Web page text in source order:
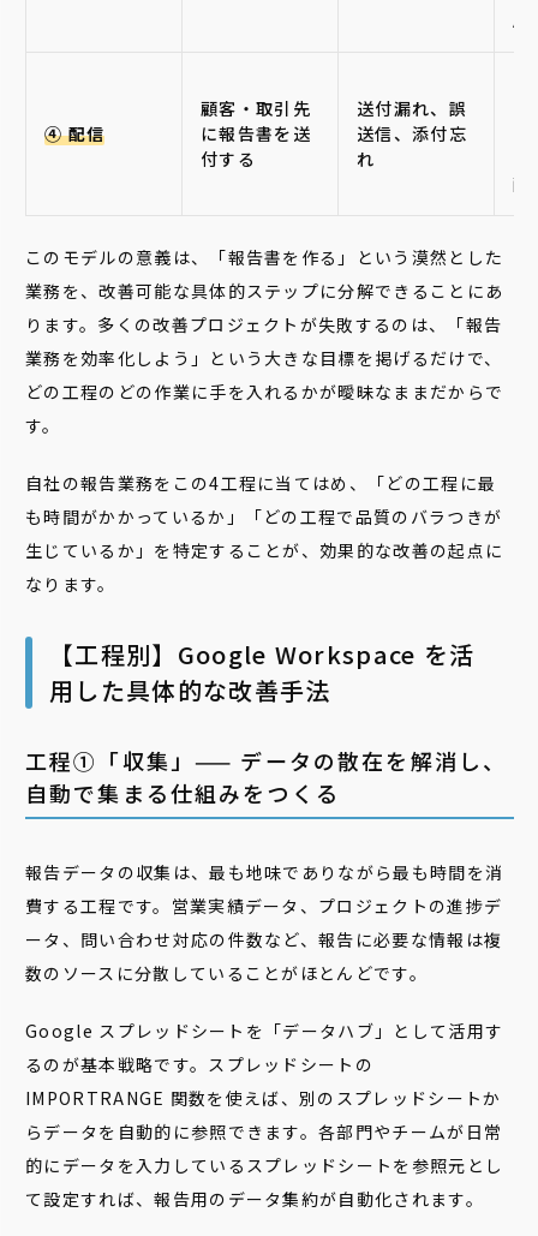
④ 配信
顧客・取引先
に報告書を送
付する
送付漏れ、誤
送信、添付忘
れ
配
このモデルの意義は、「報告書を作る」という漠然とした
業務を、改善可能な具体的ステップに分解できることにあ
ります。多くの改善プロジェクトが失敗するのは、「報告
業務を効率化しよう」という大きな目標を掲げるだけで、
どの工程のどの作業に手を入れるかが曖昧なままだからで
す。
自社の報告業務をこの4工程に当てはめ、「どの工程に最
も時間がかかっているか」「どの工程で品質のバラつきが
生じているか」を特定することが、効果的な改善の起点に
なります。
【工程別】Google Workspace を活
用した具体的な改善手法
工程①「収集」—— データの散在を解消し、
自動で集まる仕組みをつくる
報告データの収集は、最も地味でありながら最も時間を消
費する工程です。営業実績データ、プロジェクトの進捗デ
ータ、問い合わせ対応の件数など、報告に必要な情報は複
数のソースに分散していることがほとんどです。
Google スプレッドシートを「データハブ」として活用す
るのが基本戦略です。スプレッドシートの
IMPORTRANGE 関数を使えば、別のスプレッドシートか
らデータを自動的に参照できます。各部門やチームが日常
的にデータを入力しているスプレッドシートを参照元とし
て設定すれば、報告用のデータ集約が自動化されます。